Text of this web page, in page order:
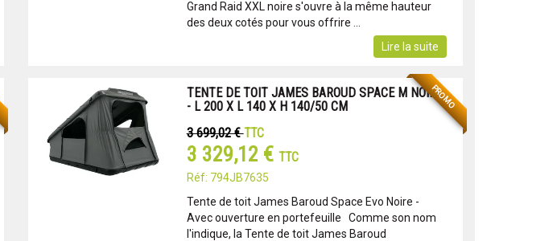
Grand Raid XXL noire s'ouvre à la même hauteur
des deux cotés pour vous offrire ...
Lire la suite
PROMO
TENTE DE TOIT JAMES BAROUD SPACE M NOIRE
- L 200 X L 140 X H 140/50 CM
3 699,02 €TTC
3 329,12 € TTC
Réf: 794JB7635
Tente de toit James Baroud Space Evo Noire -
Avec ouverture en portefeuille Comme son nom
l'indique, la Tente de toit James Baroud